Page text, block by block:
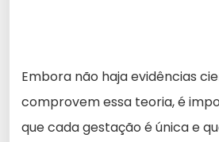
Embora não haja evidências
comprovem essa teoria, é
que cada gestação é única e